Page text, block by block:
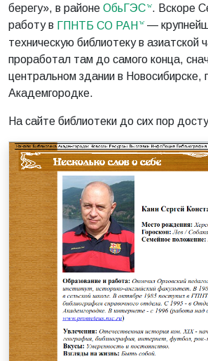
берегу», в районе ОбьГЭС . Вскоре
работу в ГПНТБ СО РАН
—
техническую библиотеку в азиатской
проработал там до самого конца,
центральном здании в Новосибирске,
Академгородке.
На сайте библиотеки до сих пор